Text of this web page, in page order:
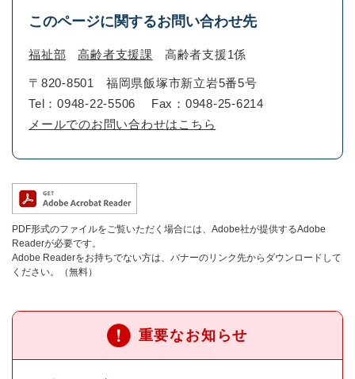
このページに関するお問い合わせ先
福祉部 高齢者支援課 高齢者支援1係
〒820-8501
福岡県飯塚市新立岩5番5号
Tel：0948-22-5506
Fax：0948-25-6214
メールでのお問い合わせはこちら
PDF形式のファイルをご覧いただく場合には、Adobe社が提供するAdobe
Readerが必要です。
Adobe Readerをお持ちでない方は、バナーのリンク先からダウンロードして
ください。（無料）
重要なお知らせ